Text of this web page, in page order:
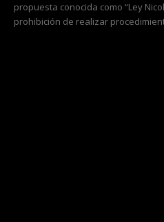
propuesta conocida como “Ley
prohibición de realizar